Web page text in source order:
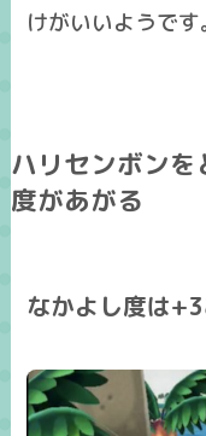
けがいいようで
ハリセンボン
度があがる
なかよし度は